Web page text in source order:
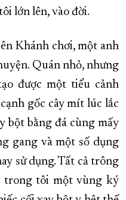
lớn lên, vào đời.
Khánh chơi, một anh
Quán nhỏ, nhưng
được một tiểu cảnh
gốc cây mít lúc lắc
bột bằng đá cùng mấy
gang và một số dụng
sử dụng. Tất cả trông
trong tôi một vùng ký